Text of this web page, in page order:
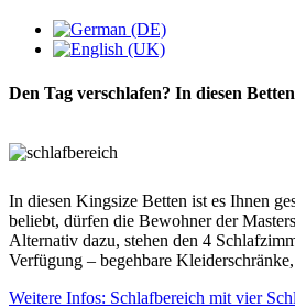
Den Tag verschlafen? In diesen
In diesen Kingsize Betten ist es Ihnen
beliebt, dürfen die Bewohner der
Alternativ dazu, stehen den 4
Verfügung – begehbare
Weitere Infos: Schlafbereich mit vier